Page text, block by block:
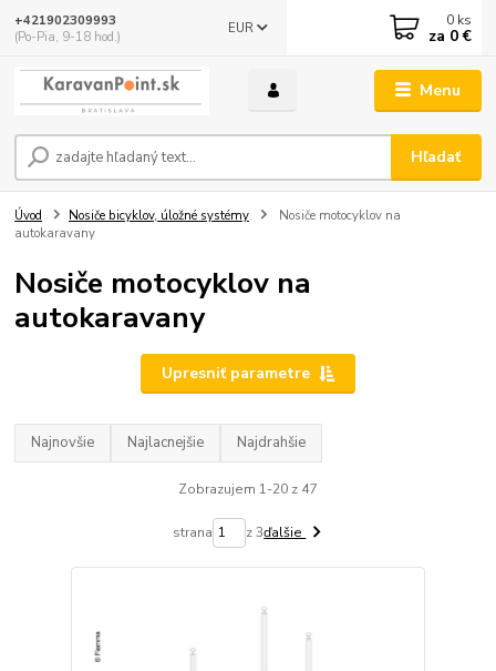
Menu
EUR
Hľadať
+421902309993
(Po-Pia, 9-18 hod.)
0 ks
za 0 €
Úvod Nosiče bicyklov, úložné systémy
Nosiče motocyklov na
autokaravany
Nosiče motocyklov na
autokaravany
Upresniť parametre
Najnovšie Najlacnejšie Najdrahšie
Zobrazujem 1-20 z 47
strana z 3ďalšie